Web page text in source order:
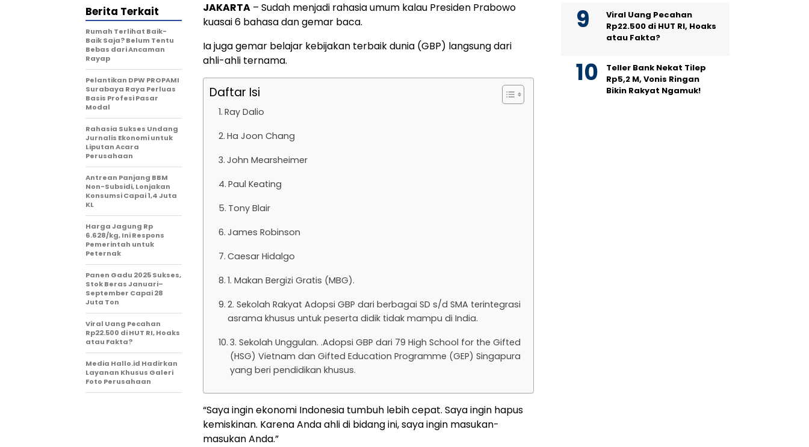
JAKARTA – Sudah menjadi rahasia umum kalau Presiden Prabowo
kuasai 6 bahasa dan gemar baca.
Ia juga gemar belajar kebijakan terbaik dunia (GBP) langsung dari
ahli-ahli ternama.
Daftar Isi
Ray Dalio
Ha Joon Chang
John Mearsheimer
Paul Keating
Tony Blair
James Robinson
Caesar Hidalgo
1. Makan Bergizi Gratis (MBG).
2. Sekolah Rakyat Adopsi GBP dari berbagai SD s/d SMA terintegrasi
asrama khusus untuk peserta didik tidak mampu di India.
3. Sekolah Unggulan. .Adopsi GBP dari 79 High School for the Gifted
(HSG) Vietnam dan Gifted Education Programme (GEP) Singapura
yang beri pendidikan khusus.
“Saya ingin ekonomi Indonesia tumbuh lebih cepat. Saya ingin hapus
kemiskinan. Karena Anda ahli di bidang ini, saya ingin masukan-
masukan Anda.”
Berita Terkait
Rumah Terlihat Baik-
Baik Saja? Belum Tentu
Bebas dari Ancaman
Rayap
Pelantikan DPW PROPAMI
Surabaya Raya Perluas
Basis Profesi Pasar
Modal
Rahasia Sukses Undang
Jurnalis Ekonomi untuk
Liputan Acara
Perusahaan
Antrean Panjang BBM
Non-Subsidi, Lonjakan
Konsumsi Capai 1,4 Juta
KL
Harga Jagung Rp
6.628/kg, Ini Respons
Pemerintah untuk
Peternak
Panen Gadu 2025 Sukses,
Stok Beras Januari–
September Capai 28
Juta Ton
Viral Uang Pecahan
Rp22.500 di HUT RI, Hoaks
atau Fakta?
Media Hallo.id Hadirkan
Layanan Khusus Galeri
Foto Perusahaan
Viral Uang Pecahan
Rp22.500 di HUT RI, Hoaks
atau Fakta?
Teller Bank Nekat Tilep
Rp5,2 M, Vonis Ringan
Bikin Rakyat Ngamuk!